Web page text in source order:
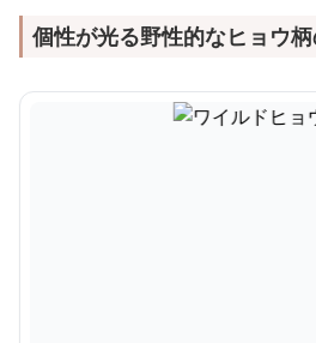
個性が光る野性的なヒョウ